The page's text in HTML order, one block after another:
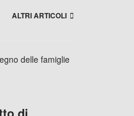
ALTRI ARTICOLI